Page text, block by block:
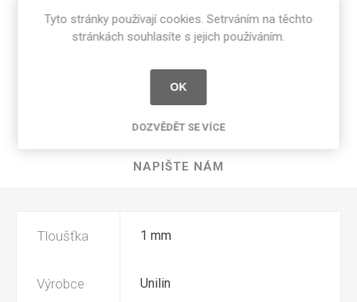
SPECIFIKACE PRODUKTU
RECENZE
NAPIŠTE NÁM
Tloušťka 1 mm
Výrobce Unilin
Tyto stránky používají cookies. Setrváním na těchto
stránkách souhlasíte s jejich používáním.
OK
DOZVĚDĚT SE VÍCE